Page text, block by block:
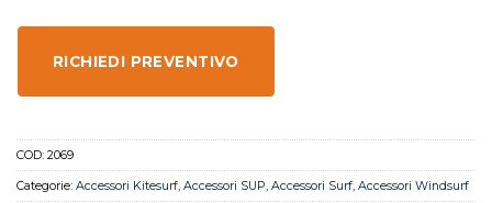
RICHIEDI PREVENTIVO
COD: 2069
Categorie: Accessori Kitesurf, Accessori SUP, Accessori Surf, Accessori Windsurf